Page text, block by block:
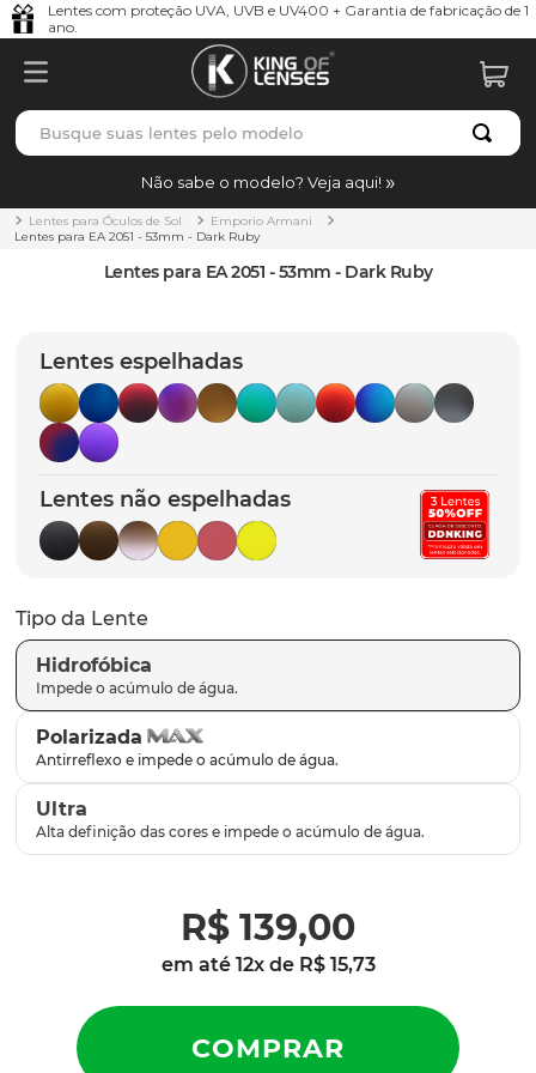
Lentes com proteção UVA, UVB e UV400 + Garantia de fabricação de 1
ano.
Busque suas lentes pelo modelo
Não sabe o modelo? Veja aqui!
Lentes para Óculos de Sol
Emporio Armani
Lentes para EA 2051 - 53mm - Dark Ruby
Lentes para EA 2051 - 53mm - Dark Ruby
Lentes espelhadas
Lentes não espelhadas
Tipo da Lente
Hidrofóbica
Polarizada
Ultra
R$ 139,00
em até 12x de R$ 15,73
TERMOS MAIS BUSCADOS
1º borrachas
holbrook
5º chaves
6º t-shock
7º latch
8º gasket
9º parafusos